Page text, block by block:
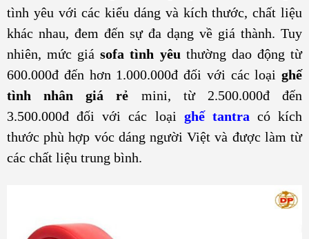
tình yêu với các kiểu dáng và kích thước, chất liệu
khác nhau, đem đến sự đa dạng về giá thành. Tuy
nhiên, mức giásofa tình yêu thường dao động từ
600.000đ đến hơn 1.000.000đ đối với các loại ghế
tình nhân giá rẻ mini, từ 2.500.000đ đến
3.500.000đ đối với các loại ghế tantra có kích
thước phù hợp vóc dáng người Việt và được làm từ
các chất liệu trung bình.